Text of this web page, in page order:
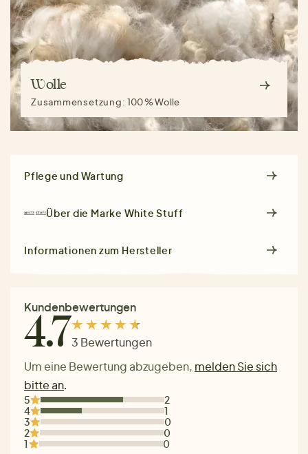
Wolle
Zusammensetzung:100 % Wolle
Pflege und Wartung
Über die Marke White Stuff
Informationen zum Hersteller
Kundenbewertungen
4.73 Bewertungen
Um eine Bewertung abzugeben, melden Sie sich
bitte an.
5
2
4
1
3
0
2
0
1
0